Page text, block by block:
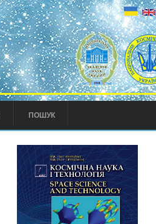
ПОШУК